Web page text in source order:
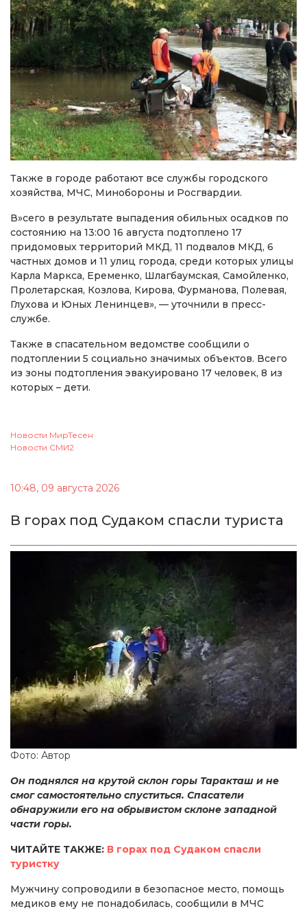
Также в городе работают все службы городского
хозяйства, МЧС, Минобороны и Росгвардии.
В»сего в результате выпадения обильных осадков по
состоянию на 13:00 16 августа подтоплено 17
придомовых территорий МКД, 11 подвалов МКД, 6
частных домов и 11 улиц города, среди которых улицы
Карла Маркса, Еременко, Шлагбаумская, Самойленко,
Пролетарская, Козлова, Кирова, Фурманова, Полевая,
Глухова и Юных Ленинцев», — уточнили в пресс-
службе.
Также в спасательном ведомстве сообщили о
подтоплении 5 социально значимых объектов. Всего
из зоны подтопления эвакуировано 17 человек, 8 из
которых – дети.
Новости МирТесен
Новости СМИ2
10:48, 09 августа 2026
В горах под Судаком спасли туриста
Фото: Автор
Он поднялся на крутой склон горы Таракташ и не
смог самостоятельно спуститься. Спасатели
обнаружили его на обрывистом склоне западной
части горы.
ЧИТАЙТЕ ТАКЖЕ: В горах под Судаком спасли
туристку
Мужчину сопроводили в безопасное место, помощь
медиков ему не понадобилась, сообщили в МЧС